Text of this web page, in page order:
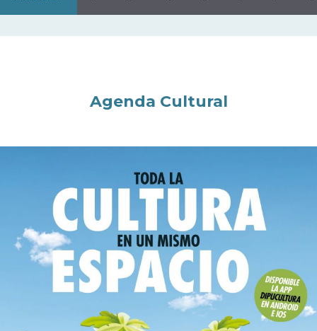
Agenda Cultural